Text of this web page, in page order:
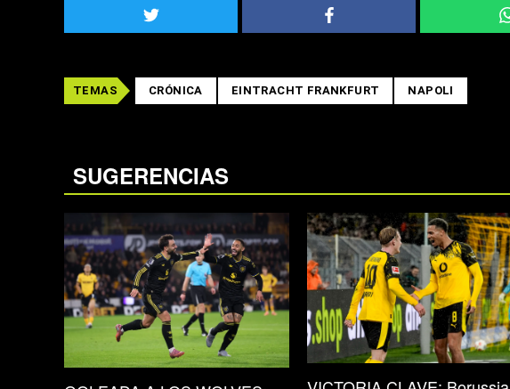
TEMAS CRÓNICA EINTRACHT FRANKFURT NAPOLI
SUGERENCIAS